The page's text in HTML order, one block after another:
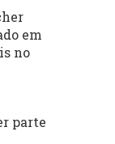
em
no
parte